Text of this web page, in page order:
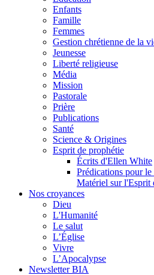
Enfants
Famille
Femmes
Gestion chrétienne de la
Jeunesse
Liberté religieuse
Média
Mission
Pastorale
Prière
Publications
Santé
Science & Origines
Esprit de prophétie
Écrits d'Ellen White
Prédications pour
Matériel sur l'Esprit
Nos croyances
Dieu
L'Humanité
Le salut
L’Église
Vivre
L’Apocalypse
Newsletter BIA